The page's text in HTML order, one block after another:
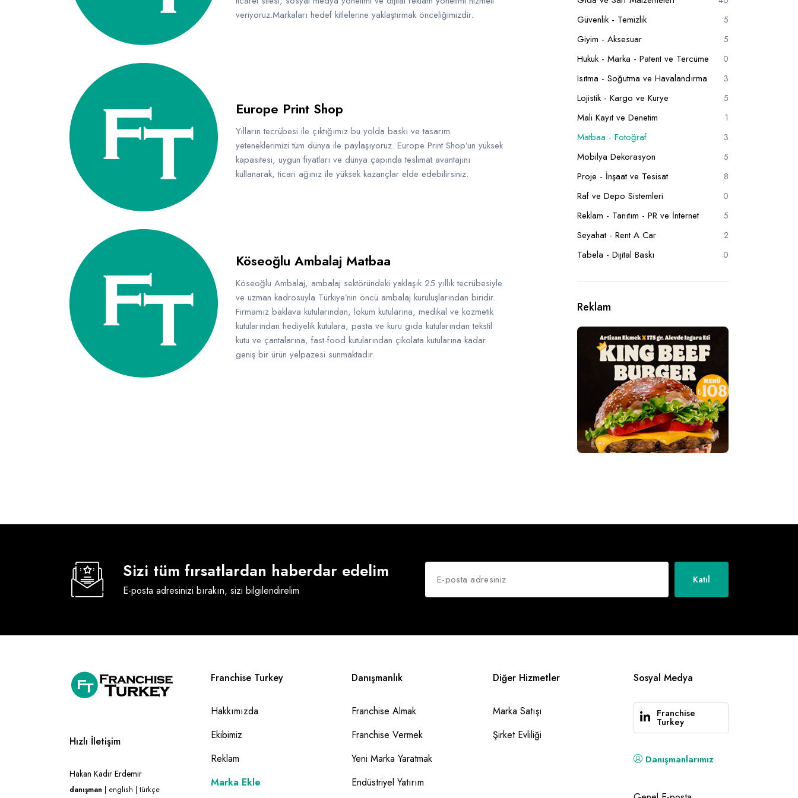
veriyoruz.Markaları hedef kitlelerine yaklaştırmak önceliğimizdir.
Europe Print Shop
Yılların tecrübesi ile çıktığımız bu yolda baskı ve tasarım
yeteneklerimizi tüm dünya ile paylaşıyoruz. Europe Print Shop’un yüksek
kapasitesi, uygun fiyatları ve dünya çapında teslimat avantajını
kullanarak, ticari ağınız ile yüksek kazançlar elde edebilirsiniz.
Köseoğlu Ambalaj Matbaa
Köseoğlu Ambalaj, ambalaj sektöründeki yaklaşık 25 yıllık tecrübesiyle
ve uzman kadrosuyla Türkiye’nin öncü ambalaj kuruluşlarından biridir.
Firmamız baklava kutularından, lokum kutularına, medikal ve kozmetik
kutularından hediyelik kutulara, pasta ve kuru gıda kutularından tekstil
kutu ve çantalarına, fast-food kutularından çikolata kutularına kadar
geniş bir ürün yelpazesi sunmaktadır.
Güvenlik - Temizlik 5
Giyim - Aksesuar 5
Hukuk - Marka - Patent ve Tercüme 0
Isıtma - Soğutma ve Havalandırma 3
Lojistik - Kargo ve Kurye 5
Mali Kayıt ve Denetim 1
Matbaa - Fotoğraf 3
Mobilya Dekorasyon 5
Proje - İnşaat ve Tesisat 8
Raf ve Depo Sistemleri 0
Reklam - Tanıtım - PR ve İnternet 5
Seyahat - Rent A Car 2
Tabela - Dijital Baskı 0
Reklam
Sizi tüm fırsatlardan haberdar edelim
E-posta adresinizi bırakın, sizi bilgilendirelim
Katıl
Hızlı İletişim
Hakan Kadir Erdemir
danışman | english | türkçe
Franchise Turkey
Hakkımızda
Ekibimiz
Reklam
Marka Ekle
Danışmanlık
Franchise Almak
Franchise Vermek
Yeni Marka Yaratmak
Endüstriyel Yatırım
Diğer Hizmetler
Marka Satışı
Şirket Evliliği
Sosyal Medya
Franchise
Turkey
Danışmanlarımız